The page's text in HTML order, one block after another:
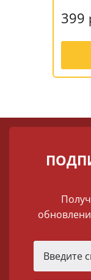
399